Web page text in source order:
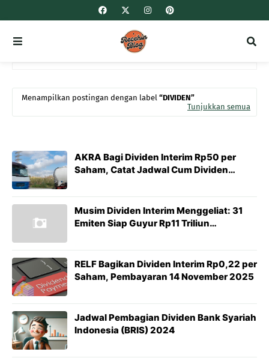
Menampilkan postingan dengan label DIVIDEN
Tunjukkan semua
AKRA Bagi Dividen Interim Rp50 per
Saham, Catat Jadwal Cum Dividen
Musim Dividen Interim Menggeliat: 31
Emiten Siap Guyur Rp11 Triliun
RELF Bagikan Dividen Interim Rp0,22 per
Saham, Pembayaran 14 November 2025
Jadwal Pembagian Dividen Bank Syariah
Indonesia (BRIS) 2024